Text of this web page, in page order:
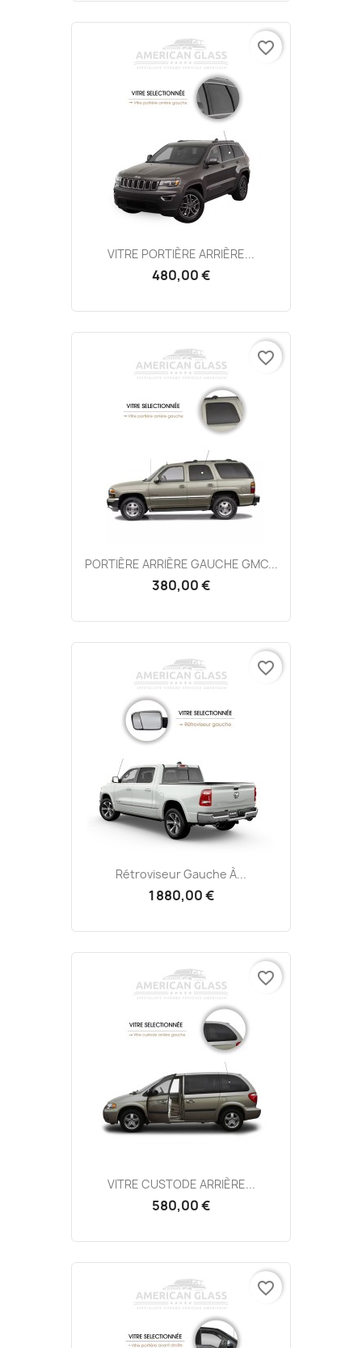
VITRE PORTIÈRE ARRIÈRE...
480,00 €
favorite_border
PORTIÈRE ARRIÈRE GAUCHE GMC...
380,00 €
favorite_border
Rétroviseur Gauche À...
1 880,00 €
favorite_border
VITRE CUSTODE ARRIÈRE...
580,00 €
favorite_border
favorite_border